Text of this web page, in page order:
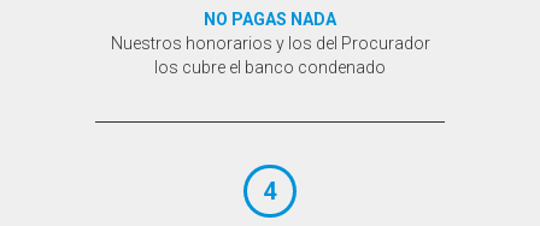
NO PAGAS NADA
Nuestros honorarios y los del Procurador
los cubre el banco condenado
4